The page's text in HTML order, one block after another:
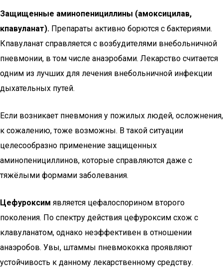
Защищенные аминопенициллины (амоксицилав,
кпавуланат). Препараты активно борются с бактериями.
Кпавуланат справляется с возбудителями внебольничной
пневмонии, в том числе анаэробами. Лекарство считается
одним из лучших для лечения внебольничной инфекции
дыхательных путей.
Если возникает пневмония у пожилых людей, осложнения,
к сожалению, тоже возможны. В такой ситуации
целесообразно применение защищенных
аминопенициллинов, которые справляются даже с
тяжёлыми формами заболевания.
Цефуроксим является цефалоспорином второго
поколения. По спектру действия цефуроксим схож с
клавуланатом, однако неэффективен в отношении
анаэробов. Увы, штаммы пневмококка проявляют
устойчивость к данному лекарственному средству.